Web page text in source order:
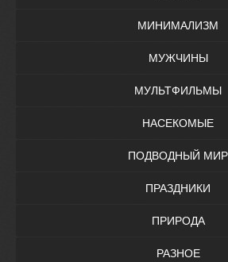
МИНИМАЛИЗМ
МУЖЧИНЫ
МУЛЬТФИЛЬМЫ
НАСЕКОМЫЕ
ПОДВОДНЫЙ МИР
ПРАЗДНИКИ
ПРИРОДА
РАЗНОЕ